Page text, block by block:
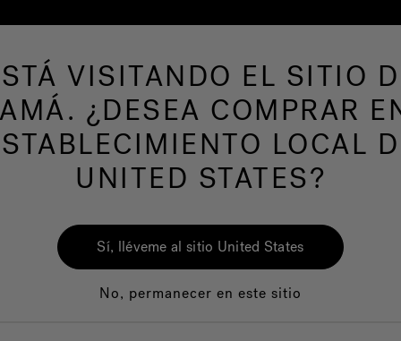
hidromasaje Más productos Nuestra
VISITANDO EL SITIO
¿DESEA COMPRAR
LOCAL
UNITED STATES?
Sí, lléveme al sitio United States
No, permanecer en este sitio